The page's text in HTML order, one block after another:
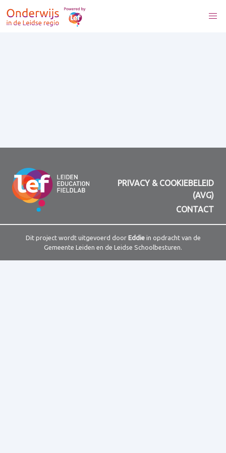
PRIVACY & COOKIEBELEID
(AVG)
CONTACT
Dit project wordt uitgevoerd door Eddiein opdracht van de
Gemeente Leiden en de Leidse Schoolbesturen.